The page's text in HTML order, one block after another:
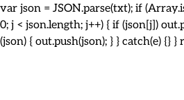
var json = JSON.parse(txt); if
0; j < json.length; j++) { if (json[j])
(json) { out.push(json); } } catch(e) {}